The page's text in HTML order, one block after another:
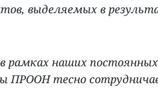
выделяемых в
рамках наших
ПРООН тесно